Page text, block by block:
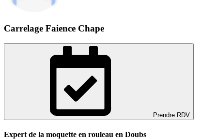
Carrelage Faience Chape
Prendre RDV
Expert de la moquette en rouleau en Doubs